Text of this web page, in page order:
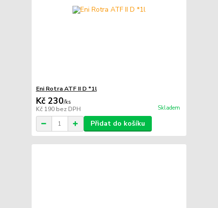
Eni Rotra ATF II D *1l
Kč 230/ks
Kč 190 bez DPH Skladem
Přidat do košíku